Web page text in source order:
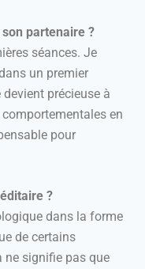
partenaire ?
séances. Je
un premier
précieuse à
en
pour
?
dans la forme
de certains
ne signifie pas que